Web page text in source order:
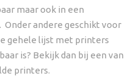
maar ook in een
Onder andere geschikt voor
gehele lijst met printers
is? Bekijk dan bij een van
printers.